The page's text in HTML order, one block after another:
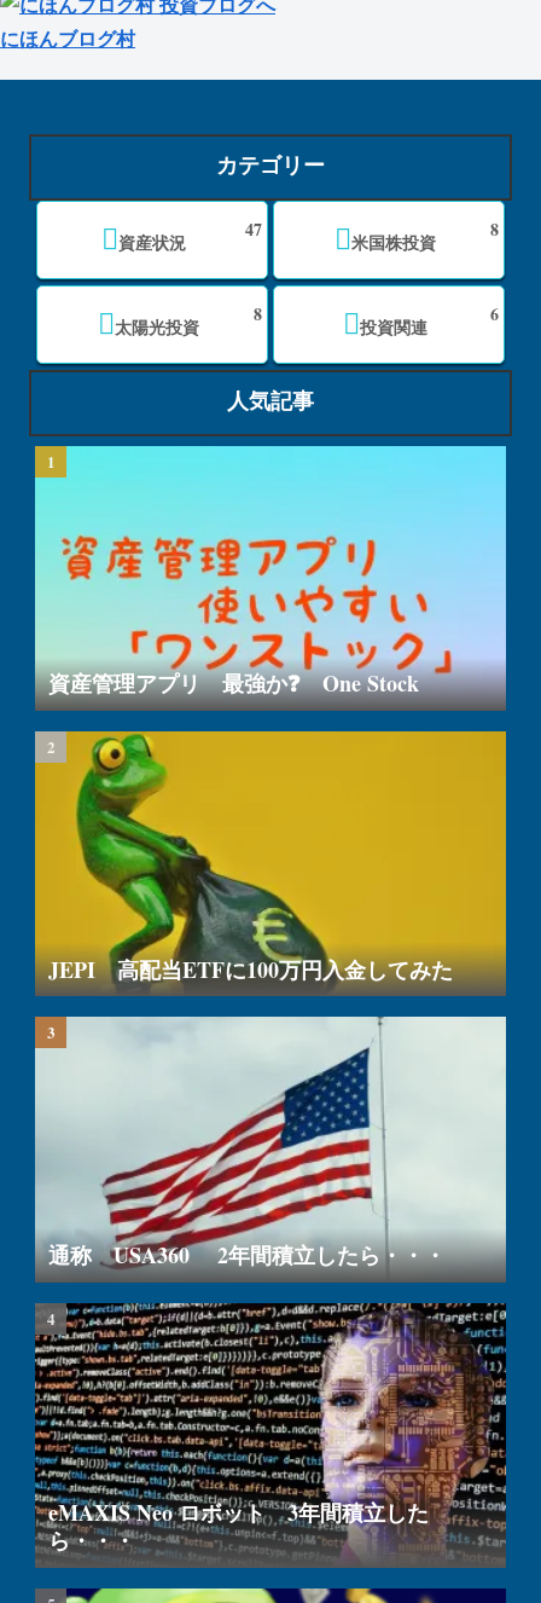
にほんブログ村
カテゴリー
資産状況
47
米国株投資
8
太陽光投資
8
投資関連
6
人気記事
資産管理アプリ 最強か❓ One Stock
JEPI 高配当ETFに100万円入金してみた
通称 USA360 2年間積立したら・・・
eMAXIS Neo ロボット 3年間積立した
ら・・・